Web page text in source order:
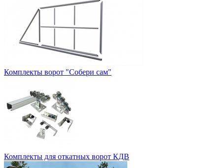
Комплекты ворот "Собери сам"
Комплекты для откатных ворот КДВ